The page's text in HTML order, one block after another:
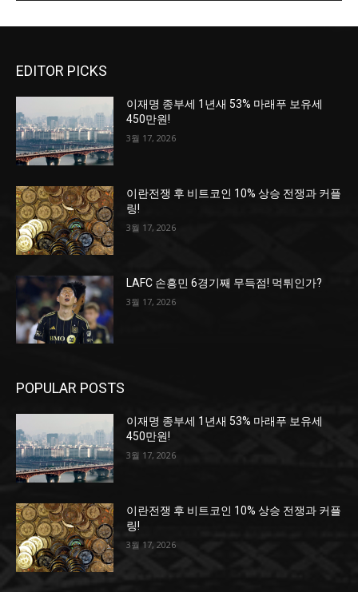
EDITOR PICKS
이재명 종부세 1년새 53% 마래푸 보유세
450만원!
3월 17, 2026
이란전쟁 후 비트코인 10% 상승 전쟁과 커플
링!
3월 17, 2026
LAFC 손흥민 6경기째 무득점! 먹튀인가?
3월 17, 2026
POPULAR POSTS
이재명 종부세 1년새 53% 마래푸 보유세
450만원!
3월 17, 2026
이란전쟁 후 비트코인 10% 상승 전쟁과 커플
링!
3월 17, 2026